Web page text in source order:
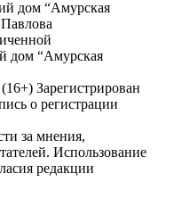
дом “Амурская
дом “Амурская
Зарегистрирован
о регистрации
за мнения,
Использование
редакции